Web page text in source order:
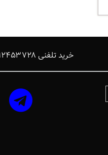
خرید تلفنی ۰۹۳۹۲۴۵۳۷۲۸